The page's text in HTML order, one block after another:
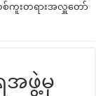
သစ်ကူးတရားအလှူတော်
အဖွဲ့မှ